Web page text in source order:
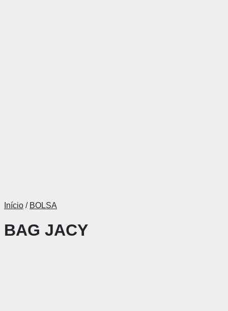
Início / BOLSA
BAG JACY